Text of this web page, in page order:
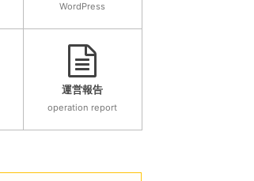
WordPress
運営報告
operation report